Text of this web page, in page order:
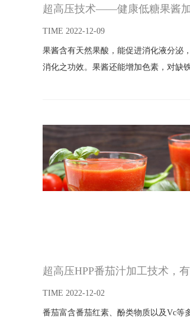
超高压技术——健康低糖果酱
TIME 2022-12-09
果酱含有天然果酸，能促进消化液分泌
消化之功效。果酱还能增加色素，对缺
超高压HPP番茄汁加工技术，
成分
TIME 2022-12-02
番茄富含番茄红素、酚类物质以及Vc等